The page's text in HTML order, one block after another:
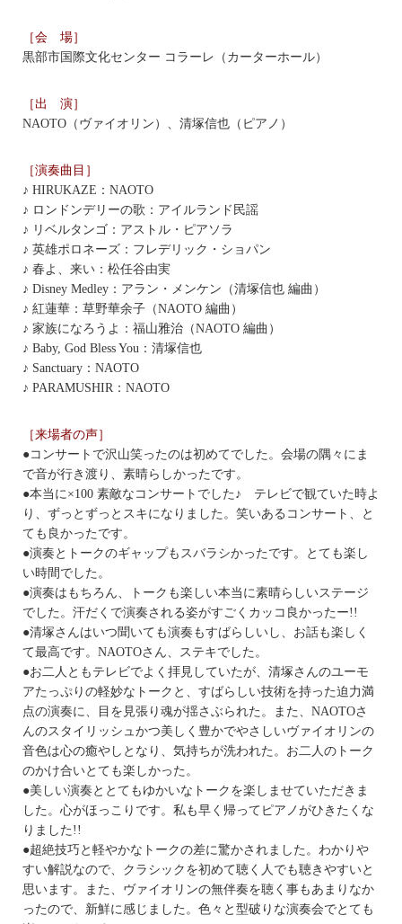
［会 場］
黒部市国際文化センター コラーレ（カーターホール）
［出 演］
NAOTO（ヴァイオリン）、清塚信也（ピアノ）
［演奏曲目］
♪ HIRUKAZE：NAOTO
♪ ロンドンデリーの歌：アイルランド⺠謡
♪ リベルタンゴ：アストル・ピアソラ
♪ 英雄ポロネーズ：フレデリック・ショパン
♪ 春よ、来い：松任谷由実
♪ Disney Medley：アラン・メンケン（清塚信也 編曲）
♪ 紅蓮華：草野華余子（NAOTO 編曲）
♪ 家族になろうよ：福山雅治（NAOTO 編曲）
♪ Baby, God Bless You：清塚信也
♪ Sanctuary：NAOTO
♪ PARAMUSHIR：NAOTO
［来場者の声］
●コンサートで沢山笑ったのは初めてでした。会場の隅々にま
で音が行き渡り、素晴らしかったです。
●本当に×100 素敵なコンサートでした♪ テレビで観ていた時よ
り、ずっとずっとスキになりました。笑いあるコンサート、と
ても良かったです。
●演奏とトークのギャップもスバラシかったです。とても楽し
い時間でした。
●演奏はもちろん、トークも楽しい本当に素晴らしいステージ
でした。汗だくで演奏される姿がすごくカッコ良かったー!!
●清塚さんはいつ聞いても演奏もすばらしいし、お話も楽しく
て最高です。NAOTOさん、ステキでした。
●お二人ともテレビでよく拝見していたが、清塚さんのユーモ
アたっぷりの軽妙なトークと、すばらしい技術を持った迫力満
点の演奏に、目を見張り魂が揺さぶられた。また、NAOTOさ
んのスタイリッシュかつ美しく豊かでやさしいヴァイオリンの
音色は心の癒やしとなり、気持ちが洗われた。お二人のトーク
のかけ合いとても楽しかった。
●美しい演奏ととてもゆかいなトークを楽しませていただきま
した。心がほっこりです。私も早く帰ってピアノがひきたくな
りました!!
●超絶技巧と軽やかなトークの差に驚かされました。わかりや
すい解説なので、クラシックを初めて聴く人でも聴きやすいと
思います。また、ヴァイオリンの無伴奏を聴く事もあまりなか
ったので、新鮮に感じました。色々と型破りな演奏会でとても